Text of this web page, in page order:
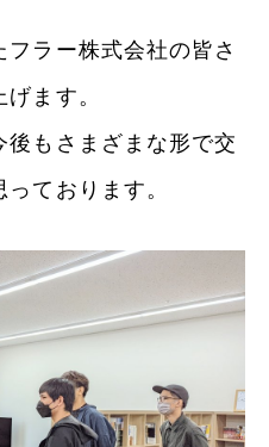
ラー株式会社の皆さ
ます。
もさまざまな形で交
ております。